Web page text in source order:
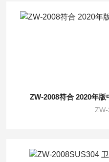
ZW-2008符合 2020年